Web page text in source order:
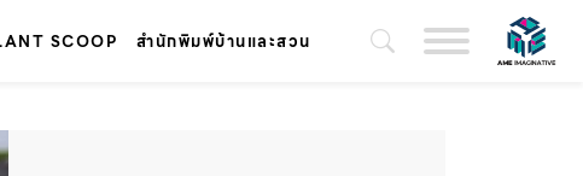
SCOOP สำนักพิมพ์บ้านและสวน